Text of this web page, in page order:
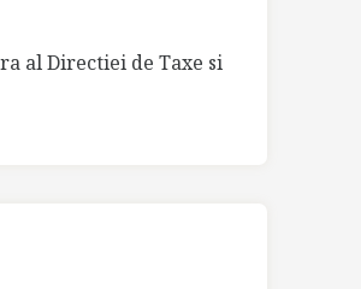
al Directiei de Taxe si